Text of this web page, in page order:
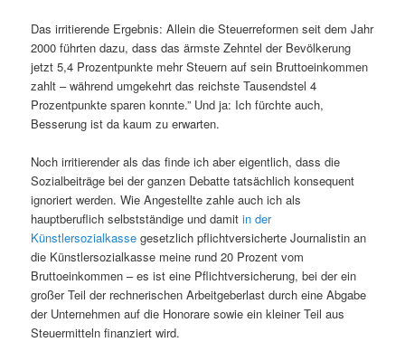
Das irritierende Ergebnis: Allein die Steuerreformen seit dem Jahr
2000 führten dazu, dass das ärmste Zehntel der Bevölkerung
jetzt 5,4 Prozentpunkte mehr Steuern auf sein Bruttoeinkommen
zahlt – während umgekehrt das reichste Tausendstel 4
Prozentpunkte sparen konnte.” Und ja: Ich fürchte auch,
Besserung ist da kaum zu erwarten.
Noch irritierender als das finde ich aber eigentlich, dass die
Sozialbeiträge bei der ganzen Debatte tatsächlich konsequent
ignoriert werden. Wie Angestellte zahle auch ich als
hauptberuflich selbstständige und damitin der
Künstlersozialkasse gesetzlich pflichtversicherte Journalistin an
die Künstlersozialkasse meine rund 20 Prozent vom
Bruttoeinkommen – es ist eine Pflichtversicherung, bei der ein
großer Teil der rechnerischen Arbeitgeberlast durch eine Abgabe
der Unternehmen auf die Honorare sowie ein kleiner Teil aus
Steuermitteln finanziert wird.